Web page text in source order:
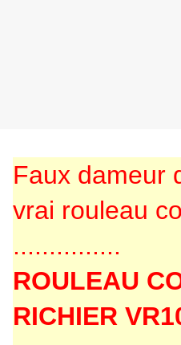
Faux dameur
vrai rouleau
...............
ROULEAU
RICHIER